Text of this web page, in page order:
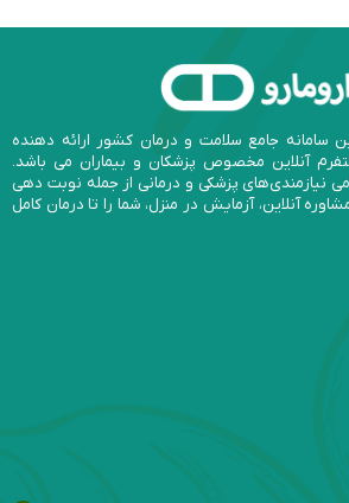
سامانه جامع سلامت و درمان کشور ارائه دهنده
آنلاین مخصوص پزشکان و بیماران می باشد.
نیازمندی‌های پزشکی و درمانی از جمله نوبت دهی
آنلاین، آزمایش در منزل، شما را تا درمان کامل